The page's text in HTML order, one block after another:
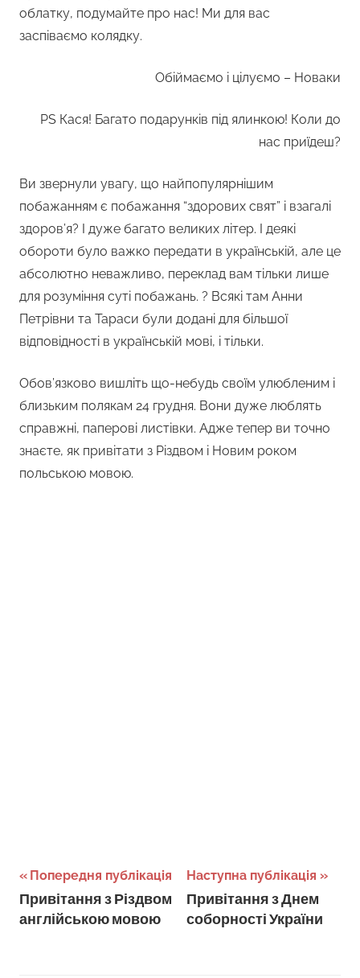
облатку, подумайте про нас! Ми для вас
заспіваємо колядку.
Обіймаємо і цілуємо – Новаки
PS Кася! Багато подарунків під ялинкою! Коли до
нас приїдеш?
Ви звернули увагу, що найпопулярнішим
побажанням є побажання “здорових свят” і взагалі
здоров’я? І дуже багато великих літер. І деякі
обороти було важко передати в українській, але це
абсолютно неважливо, переклад вам тільки лише
для розуміння суті побажань. ? Всякі там Анни
Петрівни та Тараси були додані для більшої
відповідності в українській мові, і тільки.
Обов’язково вишліть що-небудь своїм улюбленим і
близьким полякам 24 грудня. Вони дуже люблять
справжні, паперові листівки. Адже тепер ви точно
знаєте, як привітати з Різдвом і Новим роком
польською мовою.
Навігація
записів
Попередня публікація
Привітання з Різдвом
англійською мовою
Наступна публікація
Привітання з Днем
соборності України